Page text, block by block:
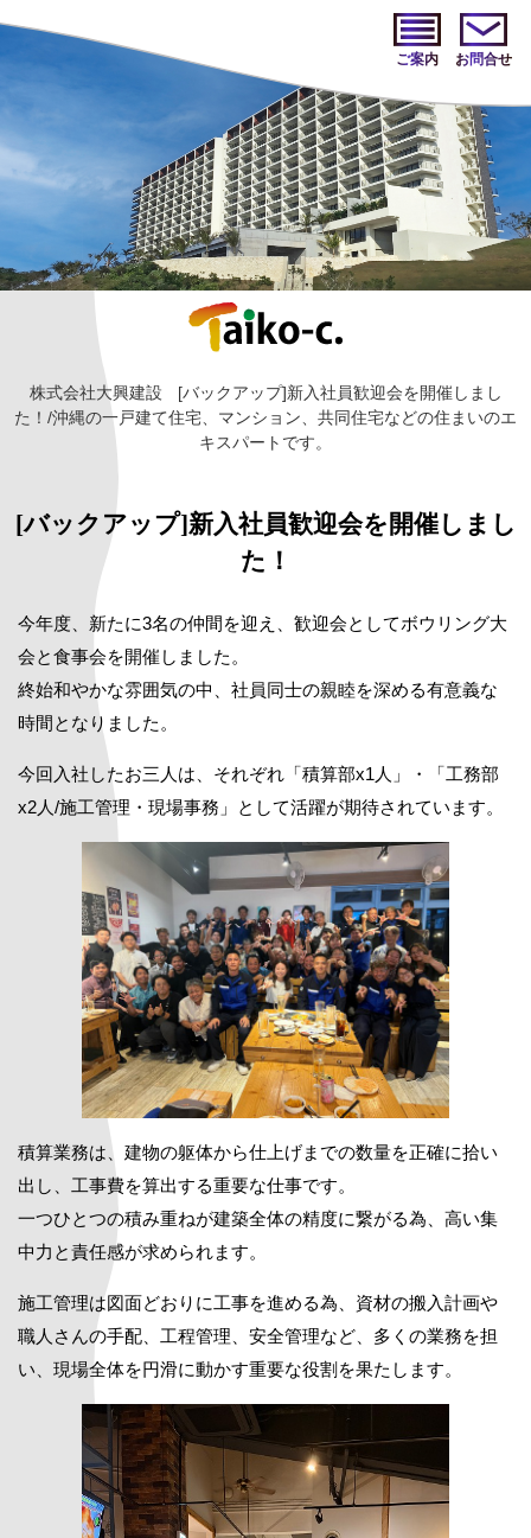
ご案内 お問合せ
株式会社大興建設
[バックアップ]新入社員歓迎会を開催しまし
た！/沖縄の一戸建て住宅、マンション、共同住宅などの住まいのエ
キスパートです。
[バックアップ]新入社員歓迎会を開催しまし
た！
今年度、新たに3名の仲間を迎え、歓迎会としてボウリング大
会と食事会を開催しました。
終始和やかな雰囲気の中、社員同士の親睦を深める有意義な
時間となりました。
今回入社したお三人は、それぞれ「積算部x1人」・「工務部
x2人/施工管理・現場事務」として活躍が期待されています。
積算業務は、建物の躯体から仕上げまでの数量を正確に拾い
出し、工事費を算出する重要な仕事です。
一つひとつの積み重ねが建築全体の精度に繋がる為、高い集
中力と責任感が求められます。
施工管理は図面どおりに工事を進める為、資材の搬入計画や
職人さんの手配、工程管理、安全管理など、多くの業務を担
い、現場全体を円滑に動かす重要な役割を果たします。